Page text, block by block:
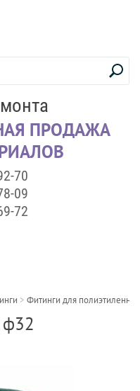
ПРОДАЖА
70
09
72
> Фитинги для
ф32